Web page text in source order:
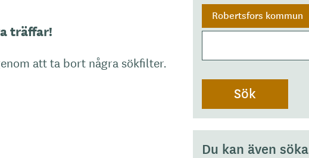
Robertsfors kommun
Du kan även söka
träffar!
att ta bort några sökfilter.